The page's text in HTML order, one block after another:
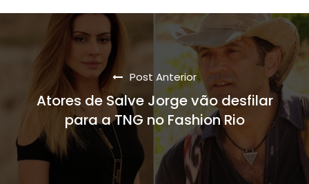
Post Anterior
Atores de Salve Jorge vão desfilar
para a TNG no Fashion Rio